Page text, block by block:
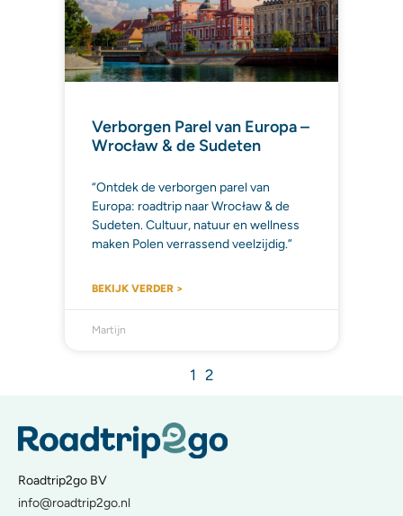
Verborgen Parel van Europa –
Wrocław & de Sudeten
“Ontdek de verborgen parel van
Europa: roadtrip naar Wrocław & de
Sudeten. Cultuur, natuur en wellness
maken Polen verrassend veelzijdig.”
BEKIJK VERDER >
Martijn
1 2
Roadtrip2go BV
info@roadtrip2go.nl